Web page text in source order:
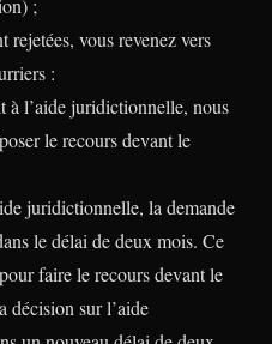
;
rejetées, vous revenez vers
:
à l’aide juridictionnelle, nous
le recours devant le
juridictionnelle, la demande
le délai de deux mois. Ce
faire le recours devant le
décision sur l’aide